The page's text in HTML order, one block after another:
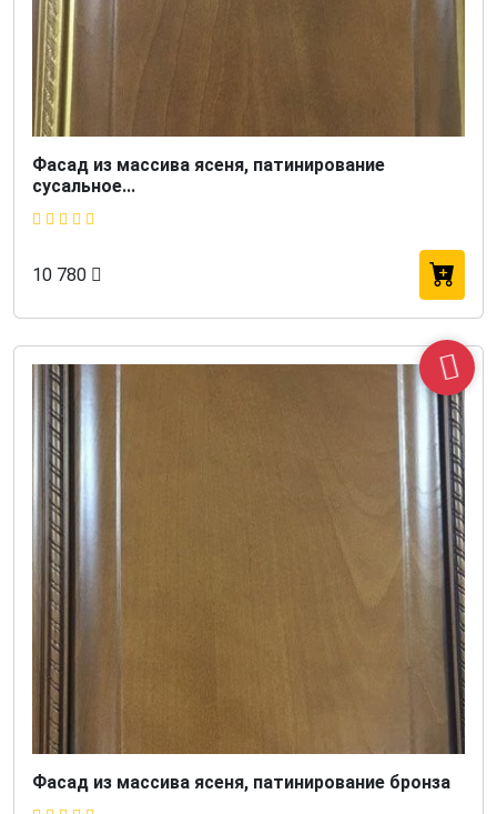
Фасад из массива ясеня, патинирование
сусальное...
10 780
Фасад из массива ясеня, патинирование бронза